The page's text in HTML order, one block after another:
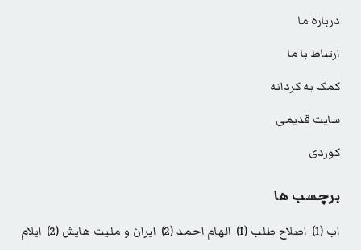
درباره ما
ارتباط با ما
کمک به کردانه
سایت قدیمی
کوردی
برچسب ها
اب (1) اصلاح طلب (1) الهام احمد(2) ایران و ملیت هایش (2)
ایلام